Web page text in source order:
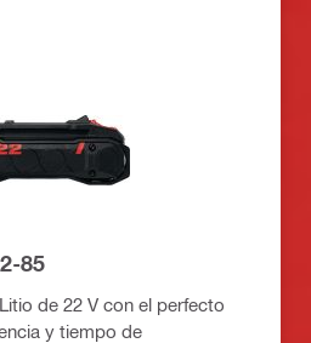
85
de 22 V con el perfecto
y tiempo de